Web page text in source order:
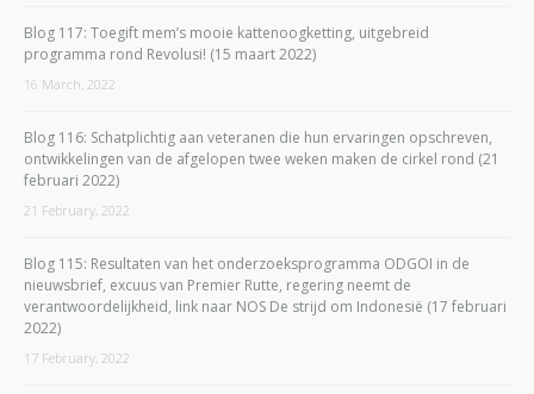
Blog 117: Toegift mem’s mooie kattenoogketting, uitgebreid
programma rond Revolusi! (15 maart 2022)
16 March, 2022
Blog 116: Schatplichtig aan veteranen die hun ervaringen opschreven,
ontwikkelingen van de afgelopen twee weken maken de cirkel rond (21
februari 2022)
21 February, 2022
Blog 115: Resultaten van het onderzoeksprogramma ODGOI in de
nieuwsbrief, excuus van Premier Rutte, regering neemt de
verantwoordelijkheid, link naar NOS De strijd om Indonesië (17 februari
2022)
17 February, 2022